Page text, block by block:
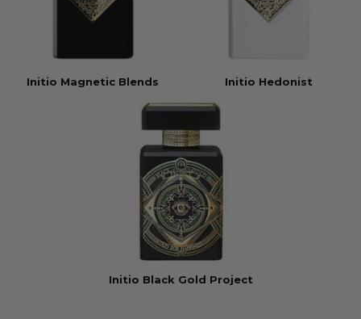
Initio Magnetic Blends Initio Hedonist
Initio Black Gold Project